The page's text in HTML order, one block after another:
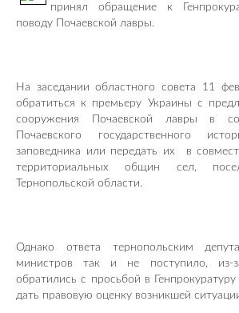
принял обращение к
поводу Почаевской лавры.
На заседании областного совета 11
обратиться к премьеру Украины с
сооружения Почаевской лавры в
Почаевского государственного
заповедника или передать их
в
территориальных общин сел,
Тернопольской области.
Однако ответа тернопольским
министров так и не поступило, из-
обратились с просьбой в Генпрокуратуру
дать правовую оценку возникшей